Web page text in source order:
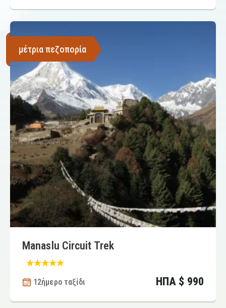
Manaslu Circuit Trek
12ήμερο ταξίδι ΗΠΑ $ 990
μέτρια πεζοπορία